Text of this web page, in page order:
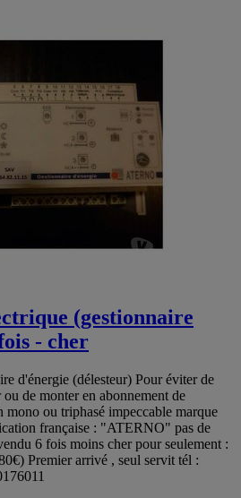
(gestionnaire
- cher
d'énergie (délesteur) Pour éviter de
de monter en abonnement de
mono ou triphasé impeccable marque
française : "ATERNO" pas de
6 fois moins cher pour seulement :
Premier arrivé , seul servit tél :